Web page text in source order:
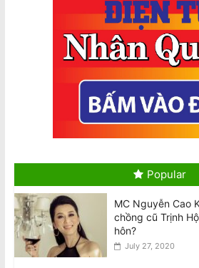
August 6, 2026
National Stroke
sống tốt hơn
phòng ngừa đột
Úc
August 7, 2026
National Stroke
phẩm’ giúp ngăn
Biểu Tình Phản
của Tô Lâm tại
trước Tòa Nhà
Popular
MC Nguyễn Cao
chồng cũ Trịnh
hôn?
July 27, 2020